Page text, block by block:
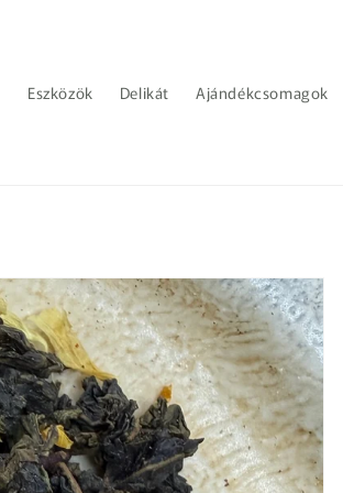
Eszközök Delikát Ajándékcsomagok